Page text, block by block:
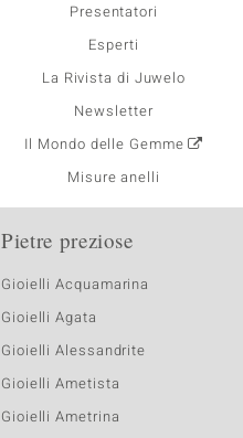
Presentatori
Esperti
La Rivista di Juwelo
Newsletter
Il Mondo delle Gemme
Misure anelli
Pietre preziose
Gioielli Acquamarina
Gioielli Agata
Gioielli Alessandrite
Gioielli Ametista
Gioielli Ametrina